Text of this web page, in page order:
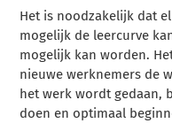
Het is noodzakelijk dat
mogelijk de leercurve
mogelijk kan worden.
nieuwe werknemers de
het werk wordt gedaan,
doen en optimaal